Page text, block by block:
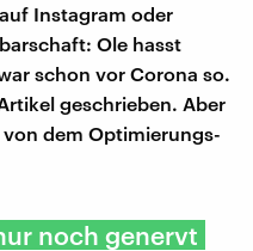
Instagram oder
Ole hasst
schon vor Corona so.
geschrieben. Aber
dem Optimierungs-
noch genervt